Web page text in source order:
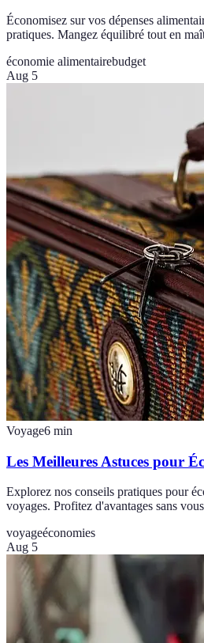
Économisez sur vos dépenses
pratiques. Mangez équilibré tout en
économie alimentairebudget
Aug 5
Voyage6 min
Les Meilleures Astuces pour
Explorez nos conseils pratiques pour
voyages. Profitez d'avantages sans
voyageéconomies
Aug 5